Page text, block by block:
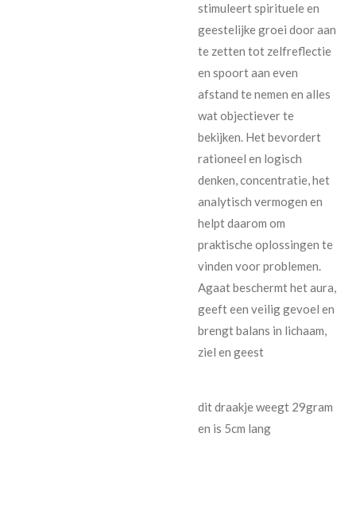
stimuleert spirituele en
geestelijke groei door aan
te zetten tot zelfreflectie
en spoort aan even
afstand te nemen en alles
wat objectiever te
bekijken. Het bevordert
rationeel en logisch
denken, concentratie, het
analytisch vermogen en
helpt daarom om
praktische oplossingen te
vinden voor problemen.
Agaat beschermt het aura,
geeft een veilig gevoel en
brengt balans in lichaam,
ziel en geest
dit draakje weegt 29gram
en is 5cm lang